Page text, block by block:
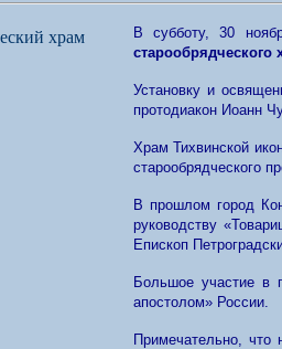
В субботу, 30
Установку и
протодиакон Иоанн
Храм Тихвинской
старообрядческого
В прошлом город
руководству
Епископ
Большое участие в
апостолом» России.
Примечательно,